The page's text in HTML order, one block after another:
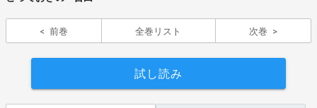
前巻 全巻リスト 次巻
試し読み